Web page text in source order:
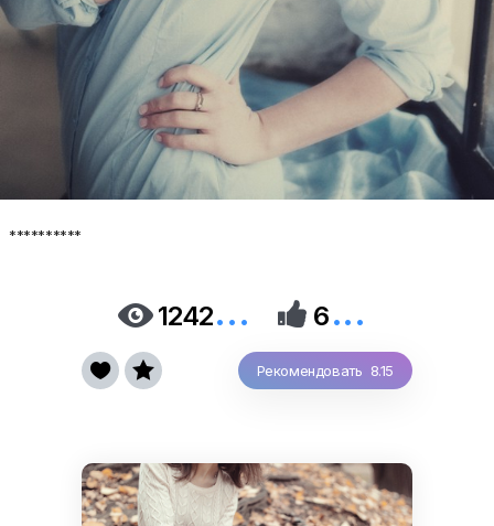
**********
 1242...  6...
Рекомендовать 8.15
 